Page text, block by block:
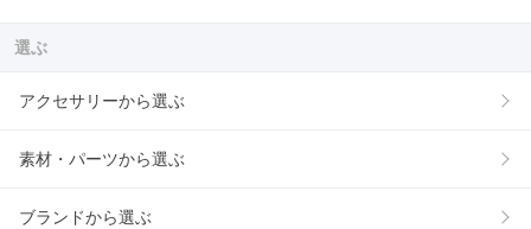
選ぶ
アクセサリーから選ぶ
素材・パーツから選ぶ
ブランドから選ぶ